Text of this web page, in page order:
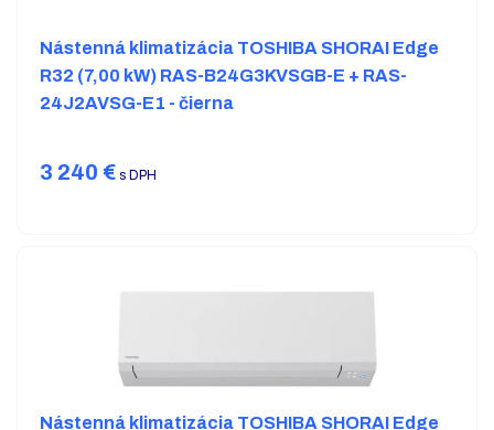
Nástenná klimatizácia TOSHIBA SHORAI Edge
R32 (7,00 kW) RAS-B24G3KVSGB-E + RAS-
24J2AVSG-E1 - čierna
3 240 € s DPH
Nástenná klimatizácia TOSHIBA SHORAI Edge